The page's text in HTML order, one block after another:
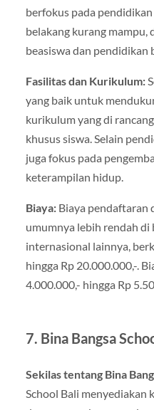
berfokus pada
belakang kurang mampu,
beasiswa dan pendidikan
Fasilitas dan Kurikulum:
yang baik untuk
kurikulum yang di
khusus siswa. Selain
juga fokus pada
keterampilan hidup.
Biaya:Biaya pendaftaran
umumnya lebih rendah di
internasional lainnya,
hingga Rp 20.000.000,-.
4.000.000,- hingga Rp
7. Bina Bangsa
Sekilas tentang Bina
School Bali